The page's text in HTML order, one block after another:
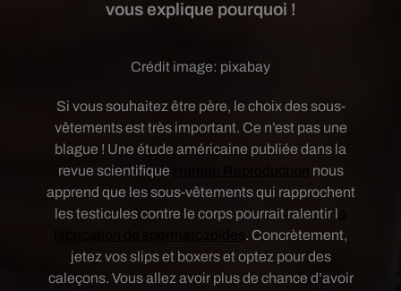
vous explique pourquoi !
Crédit image: pixabay
Si vous souhaitez être père, le choix des sous-
vêtements est très important. Ce n’est pas une
blague ! Une étude américaine publiée dans la
revue scientifique
nous
apprend que les sous-vêtements qui rapprochent
les testicules contre le corps pourrait ralentir l
. Concrètement,
jetez vos slips et boxers et optez pour des
caleçons. Vous allez avoir plus de chance d’avoir